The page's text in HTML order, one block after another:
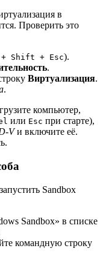
в
Проверить это
Shift + Esc).
.
Виртуализация.
.
компьютер,
или Esc при старте),
Vи включите её.
Sandbox
Sandbox» в списке
командную строку